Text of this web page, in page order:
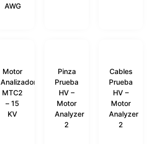
AWG
Motor
Analizador
MTC2
– 15
KV
Pinza
Prueba
HV –
Motor
Analyzer
2
Cables
Prueba
HV –
Motor
Analyzer
2